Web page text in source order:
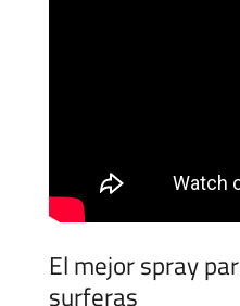
El mejor spray
surferas